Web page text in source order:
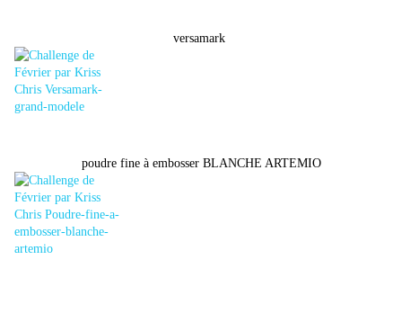
versamark
poudre fine à embosser BLANCHE ARTEMIO